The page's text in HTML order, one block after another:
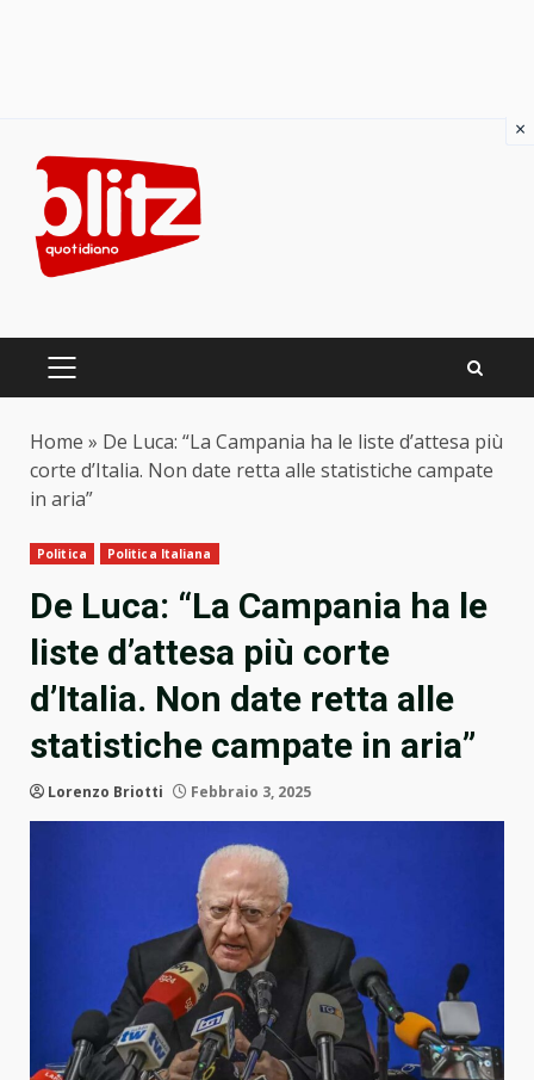
content
PRIMARY
Home » De Luca: “La Campania ha le liste d’attesa più
corte d’Italia. Non date retta alle statistiche campate
in aria”
Politica Politica Italiana
De Luca: “La Campania ha le
liste d’attesa più corte
d’Italia. Non date retta alle
statistiche campate in aria”
Lorenzo Briotti Febbraio 3, 2025
×